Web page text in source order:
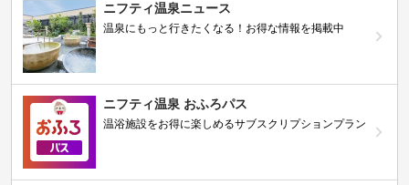
ニフティ温泉ニュース
温泉にもっと行きたくなる！お得な情報を掲載中
ニフティ温泉 おふろパス
温浴施設をお得に楽しめるサブスクリプションプラン